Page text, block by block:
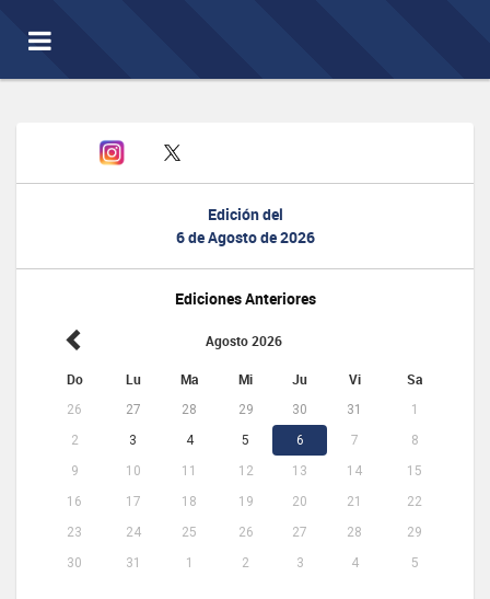
Toggle
navigation
Edición del
6 de Agosto de 2026
Ediciones Anteriores
Agosto 2026
Do Lu Ma Mi Ju Vi Sa
26 27 28 29 30 31
1
2
3 4 5 6 7
8
9
10 11 12 13 14
15
16
17 18 19 20 21
22
23
24 25 26 27 28
29
30
31 1 2 3 4 5